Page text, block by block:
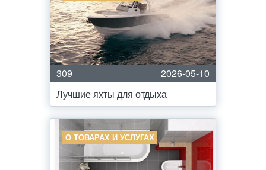
309
2026-05-10
Лучшие яхты для отдыха
О ТОВАРАХ И УСЛУГАХ